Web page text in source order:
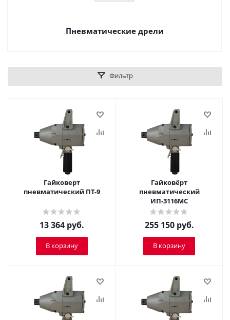
Пневматические дрели
Фильтр
Гайковерт
пневматический ПТ-9
13 364 руб.
В корзину
Гайковёрт
пневматический
ИП-3116МС
255 150руб.
В корзину